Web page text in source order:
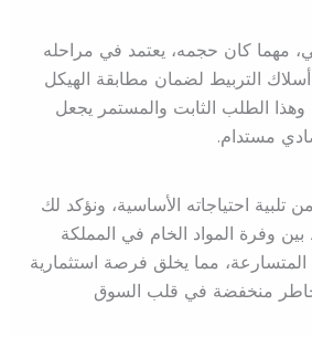
مهما كان حجمه، يعتمد في مراحله
التربيط لضمان مطابقة الهيكل
الطلب الثابت والمستمر يجعل
مستدام.
تلبية احتياجاته الأساسية، ونؤكد لك
وفرة المواد الخام في المملكة
المتسارعة، مما يخلق فرصة استثمارية
منخفضة في قلب السوق